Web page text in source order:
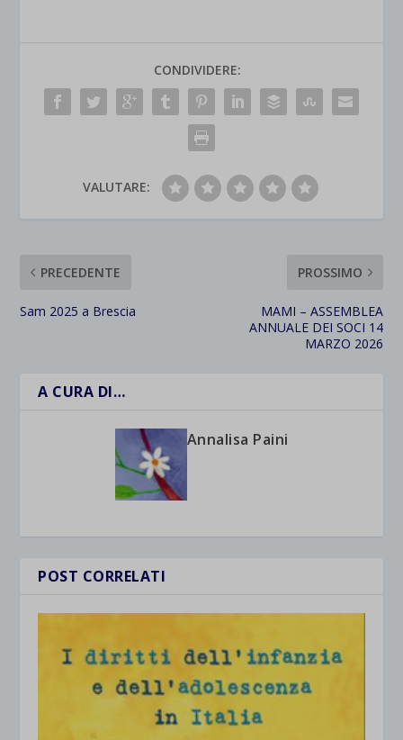
CONDIVIDERE:
VALUTARE:
PRECEDENTE
Sam 2025 a Brescia
PROSSIMO
MAMI – ASSEMBLEA
ANNUALE DEI SOCI 14
MARZO 2026
A CURA DI…
Annalisa Paini
POST CORRELATI